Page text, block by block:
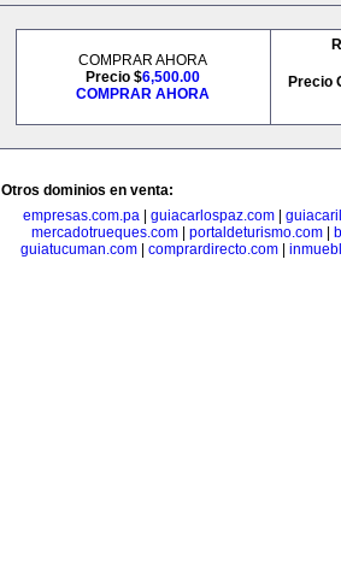
COMPRAR AHORA
Precio $6,500.00
COMPRAR AHORA
Precio
Otros dominios en venta:
empresas.com.pa| guiacarlospaz.com|
mercadotrueques.com| portaldeturismo.com|
guiatucuman.com
comprardirecto.com